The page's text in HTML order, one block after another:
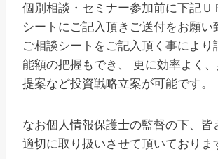
個別相談・セミナー参加前に下記Ｕ
シートにご記入頂きご送付をお願い
ご相談シートをご記入頂く事により
能額の把握もでき、 更に効率よく
提案など投資戦略立案が可能です。
なお個人情報保護士の監督の下、皆
適切に取り扱いさせて頂いておりま